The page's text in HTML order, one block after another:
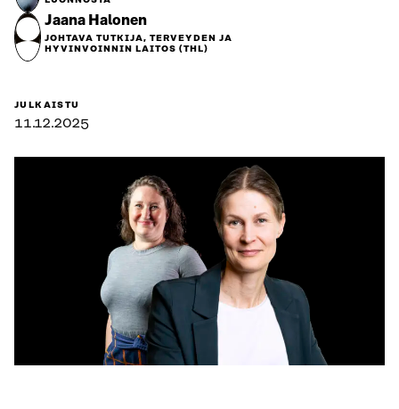
Jaana Halonen
JOHTAVA TUTKIJA, TERVEYDEN JA
HYVINVOINNIN LAITOS (THL)
JULKAISTU
11.12.2025